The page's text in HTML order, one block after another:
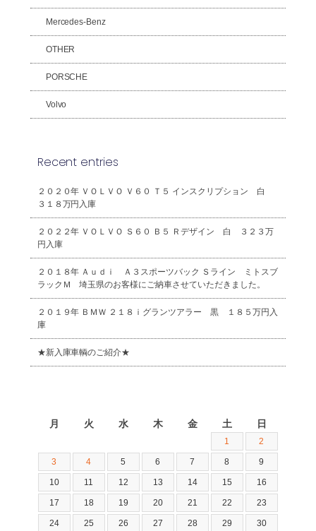
Mercedes-Benz
OTHER
PORSCHE
Volvo
Recent entries
２０２０年 ＶＯＬＶＯ Ｖ６０ Ｔ５ インスクリプション 白
３１８万円入庫
２０２２年 ＶＯＬＶＯ Ｓ６０ Ｂ５ Ｒデザイン 白 ３２３万
円入庫
２０１８年 Ａｕｄｉ Ａ３スポーツバック Ｓライン ミトスブ
ラックＭ 埼玉県のお客様にご納車させていただきました。
２０１９年 ＢＭＷ ２１８ｉグランツアラー 黒 １８５万円入
庫
★新入庫車輌のご紹介★
月 火 水 木 金 土 日
1 2
3 4 5 6 7 8 9
10 11 12 13 14 15 16
17 18 19 20 21 22 23
24 25 26 27 28 29 30